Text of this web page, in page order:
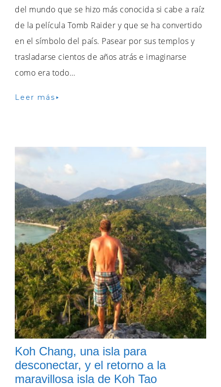
del mundo que se hizo más conocida si cabe a raíz
de la película Tomb Raider y que se ha convertido
en el símbolo del país. Pasear por sus templos y
trasladarse cientos de años atrás e imaginarse
como era todo…
Leer más
Koh Chang, una isla para
desconectar, y el retorno a la
maravillosa isla de Koh Tao